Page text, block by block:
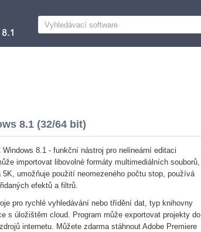
8.1 (32/64 bit)
Windows 8.1 - funkční nástroj pro nelineární editaci
importovat libovolné formáty multimediálních souborů,
5K, umožňuje použití neomezeného počtu stop, používá
efektů a filtrů.
pro rychlé vyhledávání nebo třídění dat, typ knihovny
s úložištěm cloud. Program může exportovat projekty do
internetu. Můžete zdarma stáhnout Adobe Premiere